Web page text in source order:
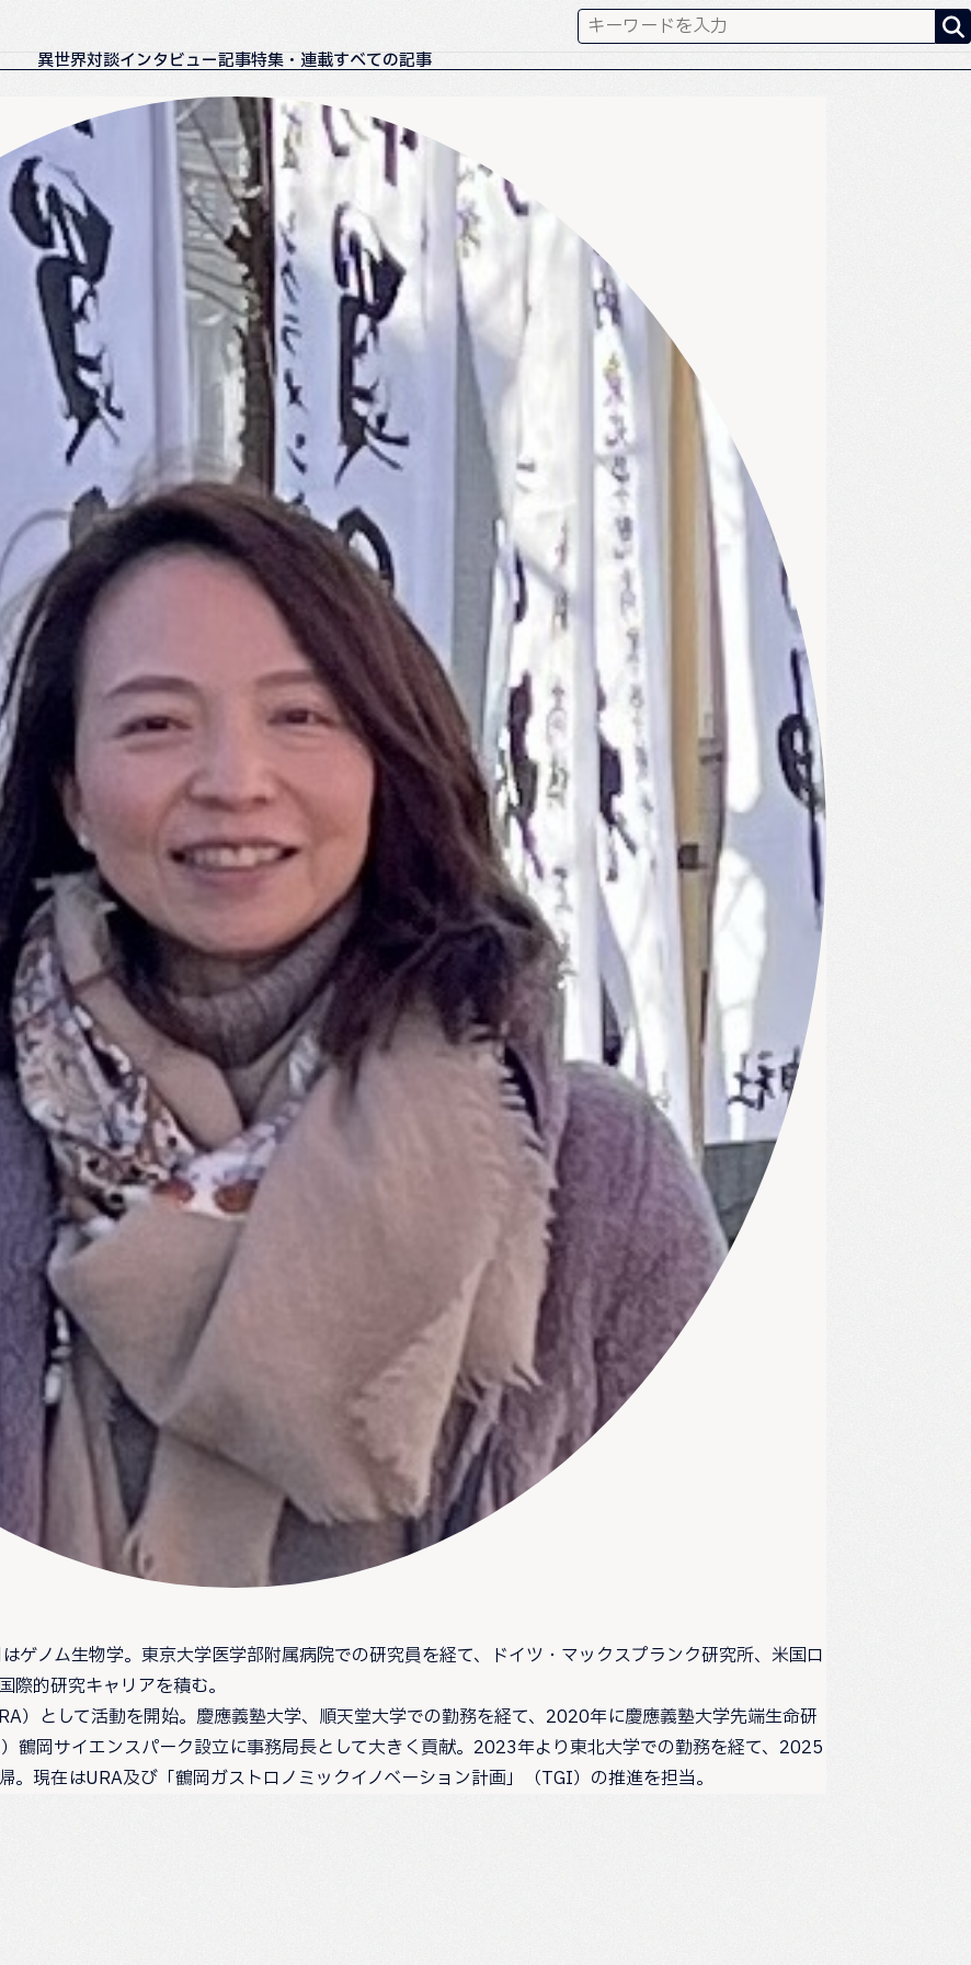
異世界対談インタビュー記事特集・連載すべての記事
ゲノム生物学。東京大学医学部附属病院での研究員を経て、ドイツ・マックスプランク研究所、米国ロ
的研究キャリアを積む。
）として活動を開始。慶應義塾大学、順天堂大学での勤務を経て、2020年に慶應義塾大学先端生命研
鶴岡サイエンスパーク設立に事務局長として大きく貢献。2023年より東北大学での勤務を経て、2025
現在はURA及び「鶴岡ガストロノミックイノベーション計画」（TGI）の推進を担当。